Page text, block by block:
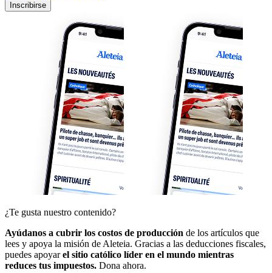
Inscribirse
¿Te gusta nuestro contenido?
Ayúdanos a cubrir los costos de producción de los artículos que
lees y apoya la misión de Aleteia. Gracias a las deducciones fiscales,
puedes apoyarel sitio católico líder en el mundo mientras
reduces tus impuestos. Dona ahora.